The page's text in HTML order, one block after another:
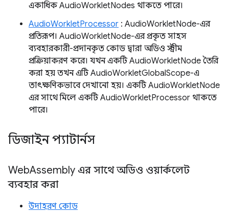
একাধিক AudioWorkletNodes থাকতে পারে।
AudioWorkletProcessor : AudioWorkletNode-এর
প্রতিরূপ। AudioWorkletNode-এর প্রকৃত সাহস
ব্যবহারকারী-প্রদানকৃত কোড দ্বারা অডিও স্ট্রীম
প্রক্রিয়াকরণ করে। যখন একটি AudioWorkletNode তৈরি
করা হয় তখন এটি AudioWorkletGlobalScope-এ
তাৎক্ষণিকভাবে দেখানো হয়। একটি AudioWorkletNode
এর সাথে মিলে একটি AudioWorkletProcessor থাকতে
পারে।
ডিজাইন প্যাটার্নস
WebAssembly এর সাথে অডিও ওয়ার্কলেট
ব্যবহার করা
উদাহরণ কোড